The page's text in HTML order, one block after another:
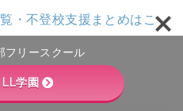
・不登校支援まとめはこ
フリースクール
学園